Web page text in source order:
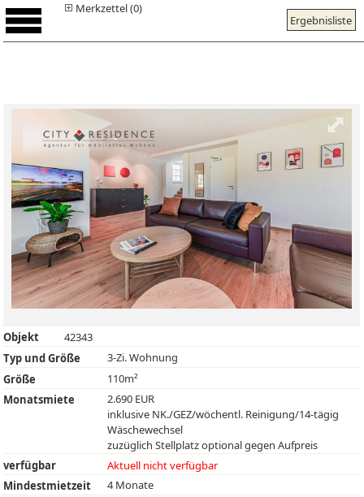
Ergebnisliste
Merkzettel (0)
Objekt
42343
Typ und Größe
3-Zi. Wohnung
Größe
110m²
Monatsmiete
2.690 EUR
inklusive NK./GEZ/wöchentl. Reinigung/14-tägig
Wäschewechsel
zuzüglich Stellplatz optional gegen Aufpreis
verfügbar
Aktuell nicht verfügbar
Mindestmietzeit
4 Monate